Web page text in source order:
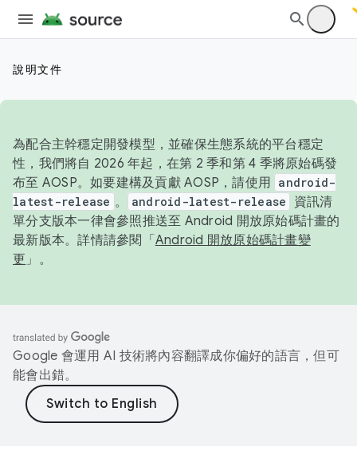
說明文件
為配合主幹穩定開發模型，並確保生態系統的平台穩定
性，我們將自 2026 年起，在第 2 季和第 4 季將原始碼發
布至 AOSP。如要建構及貢獻 AOSP，請使用 android-
latest-release 。 android-latest-release
資訊清
單分支版本一律會參照推送至 Android 開放原始碼計畫的
最新版本。詳情請參閱「 Android 開放原始碼計畫變
更 」。
Google 會運用 AI 技術將內容翻譯成你偏好的語言，但可
能會出錯。